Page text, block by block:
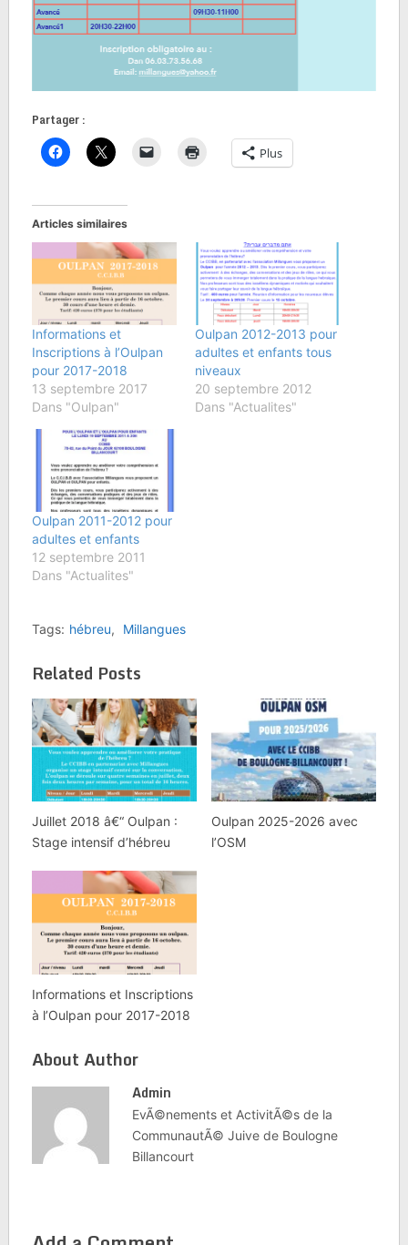
Partager :
Plus
Articles similaires
Informations et
Inscriptions à l’Oulpan
pour 2017-2018
13 septembre 2017
Dans "Oulpan"
Oulpan 2012-2013 pour
adultes et enfants tous
niveaux
20 septembre 2012
Dans "Actualites"
Oulpan 2011-2012 pour
adultes et enfants
12 septembre 2011
Dans "Actualites"
Tags: hébreu, Millangues
Related Posts
Juillet 2018 â€“ Oulpan :
Stage intensif d’hébreu
Oulpan 2025-2026 avec
l’OSM
Informations et Inscriptions
à l’Oulpan pour 2017-2018
About Author
Admin
EvÃ©nements et ActivitÃ©s de la
CommunautÃ© Juive de Boulogne
Billancourt